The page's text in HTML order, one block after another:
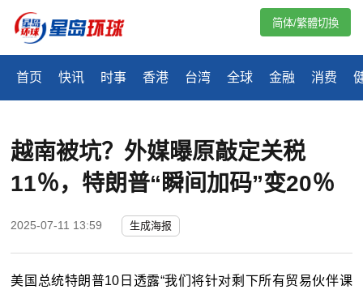
首页 快讯 时事 香港 台湾 全球 金融 消费
简体/繁體切換
越南被坑？外媒曝原敲定关税
11％，特朗普“瞬间加码”变20％
2025-07-11 13:59 生成海报
美国总统特朗普10 日透露“我们将针对剩下所有贸易伙伴课